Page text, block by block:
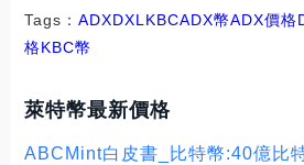
Tags： ADXDXL KBCADX幣ADX價格
格KBC幣
萊特幣最新價格
ABCMint白皮書_比特幣:40億比